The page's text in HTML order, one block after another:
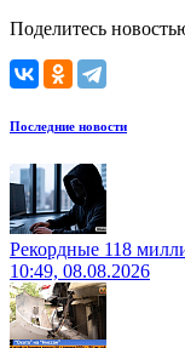
Поделитесь
Последние новости
Рекордные 118
10:49, 08.08.2026